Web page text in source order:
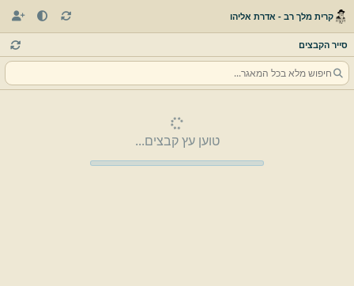
קרית מלך רב - אדרת אליהו
סייר הקבצים
טוען עץ קבצים...